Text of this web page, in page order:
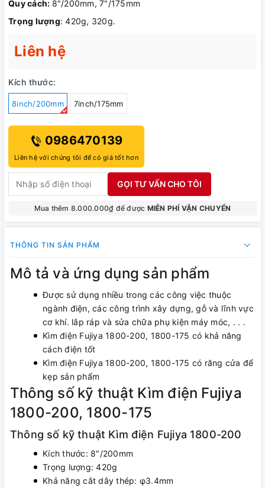
Quy cách: 8"/200mm, 7"/175mm
Trọng lượng: 420g, 320g.
Liên hệ
Kích thước:
8inch/200mm 7inch/175mm
0986470139
Liên hệ với chúng tôi để có giá tốt hơn
GỌI TƯ VẤN CHO TÔI
Mua thêm 8.000.000₫ để được MIỄN PHÍ VẬN CHUYỂN
THÔNG TIN SẢN PHẨM
Mô tả và ứng dụng sản phẩm
Được sử dụng nhiều trong các công việc thuộc
ngành điện, các công trình xây dựng, gỗ và lĩnh vực
cơ khí. lắp ráp và sửa chữa phụ kiện máy móc, . . .
Kìm điện Fujiya 1800-200, 1800-175 có khả năng
cách điện tốt
Kìm điện Fujiya 1800-200, 1800-175 có răng cửa để
kẹp sản phẩm
Thông số kỹ thuật Kìm điện Fujiya
1800-200, 1800-175
Thông số kỹ thuật Kìm điện Fujiya 1800-200
Kích thước: 8"/200mm
Trọng lượng: 420g
Khả năng cắt dây thép: φ3.4mm